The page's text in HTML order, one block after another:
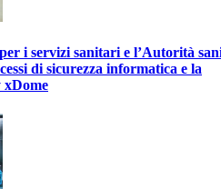
i servizi sanitari e l’Autorità
di sicurezza informatica e la